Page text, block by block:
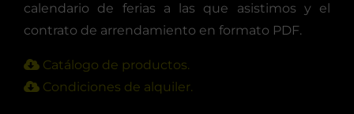
calendario de ferias a las que asistimos y el
contrato de arrendamiento en formato PDF.
Catálogo de productos.
Condiciones de alquiler.